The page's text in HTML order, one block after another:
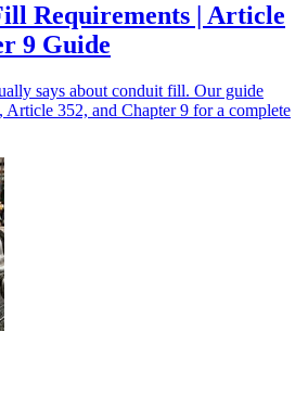
Requirements | Article
9 Guide
says about conduit fill. Our guide
352, and Chapter 9 for a complete